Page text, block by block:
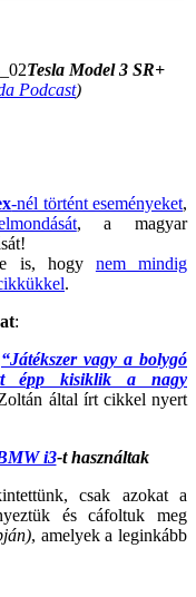
Tesla Model 3 SR+
Podcast)
-nél történt eseményeket,
, a magyar
is, hogy nem mindig
.
:
“Játékszer vagy a bolygó
épp kisiklik a nagy
által írt cikkel nyert
i3-t használtak
csak azokat a
és cáfoltuk meg
, amelyek a leginkább